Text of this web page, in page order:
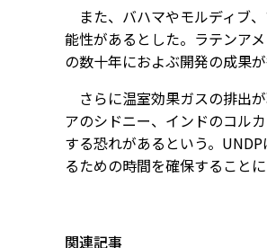
また、バハマやモルディブ
能性があるとした。ラテンア
の数十年におよぶ開発の成果
さらに温室効果ガスの排出
アのシドニー、インドのコル
する恐れがあるという。
るための時間を確保すること
関連記事